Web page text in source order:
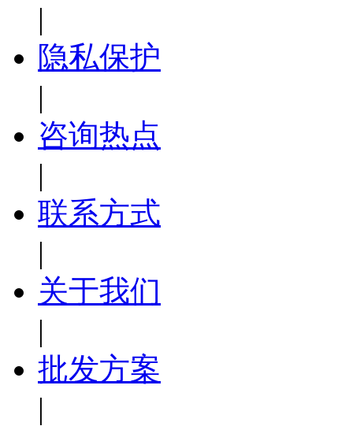
|
隐私保护
|
咨询热点
|
联系方式
|
关于我们
|
批发方案
|